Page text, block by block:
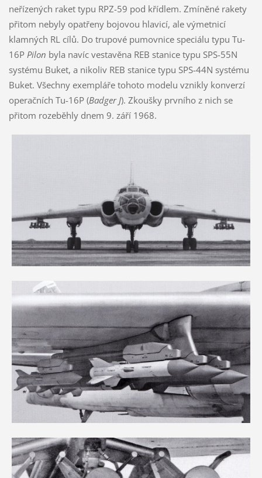
neřízených raket typu RPZ-59 pod křídlem. Zmíněné rakety
přitom nebyly opatřeny bojovou hlavicí, ale výmetnicí
klamných RL cílů. Do trupové pumovnice speciálu typu Tu-
16P Pilon byla navíc vestavěna REB stanice typu SPS-55N
systému Buket, a nikoliv REB stanice typu SPS-44N systému
Buket. Všechny exempláře tohoto modelu vznikly konverzí
operačních Tu-16P (Badger J). Zkoušky prvního z nich se
přitom rozeběhly dnem 9. září 1968.